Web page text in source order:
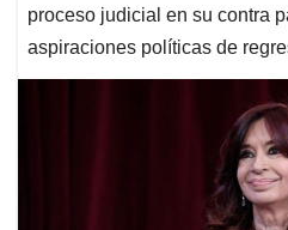
proceso judicial en su contra
aspiraciones políticas de